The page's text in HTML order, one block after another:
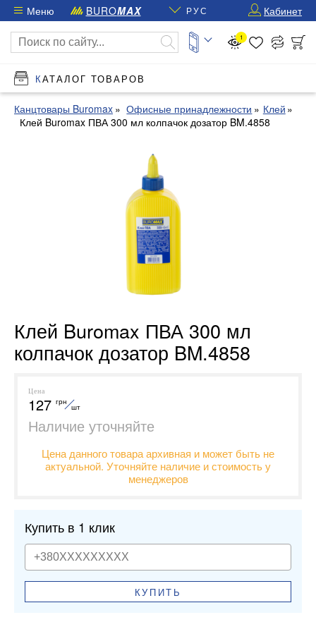
Меню BUROMAX РУС Кабинет
1
КАТАЛОГ ТОВАРОВ
Канцтовары Buromax Офисные принадлежности
Клей
Клей Buromax ПВА 300 мл колпачок дозатор BM.4858
Клей Buromax ПВА 300 мл
колпачок дозатор BM.4858
Цена
127 грн
шт
Наличие уточняйте
Цена данного товара архивная и может быть не
актуальной. Уточняйте наличие и стоимость у
менеджеров
Купить в 1 клик
КУПИТЬ